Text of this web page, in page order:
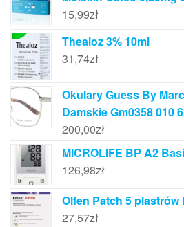
15,99zł
Thealoz 3% 10ml
31,74zł
Okulary Guess By
Damskie Gm0358 010
200,00zł
MICROLIFE BP A2
126,98zł
Olfen Patch 5 plastrów
27,57zł